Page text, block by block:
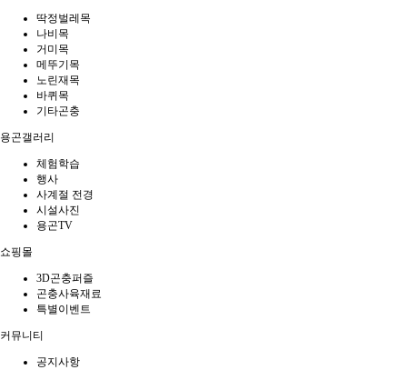
딱정벌레목
나비목
거미목
메뚜기목
노린재목
바퀴목
기타곤충
용곤갤러리
체험학습
행사
사계절 전경
시설사진
용곤TV
쇼핑몰
3D곤충퍼즐
곤충사육재료
특별이벤트
커뮤니티
공지사항